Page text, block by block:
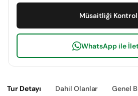
Tur Detayı Dahil Olanlar Genel
Müsaitliği
WhatsApp ile